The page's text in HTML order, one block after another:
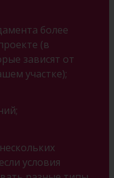
более
(в
зависят от
участке);
условия